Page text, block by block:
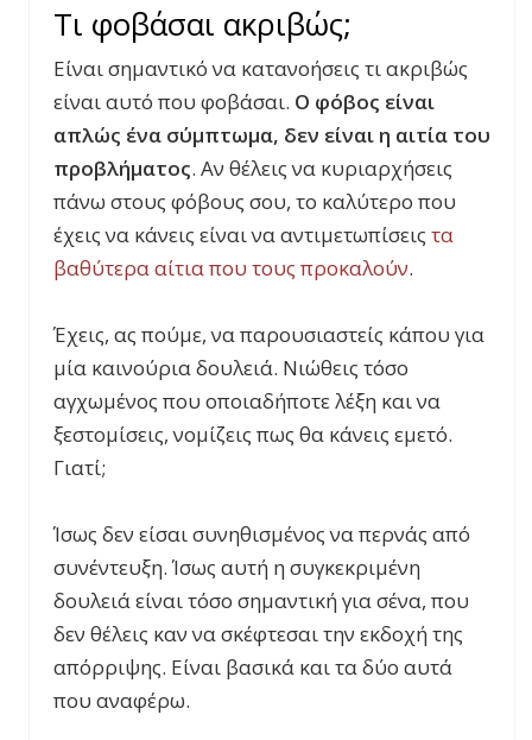
Τι φοβάσαι ακριβώς;
Είναι σημαντικό να κατανοήσεις τι ακριβώς
είναι αυτό που φοβάσαι. Ο φόβος είναι
απλώς ένα σύμπτωμα, δεν είναι η αιτία του
προβλήματος. Αν θέλεις να κυριαρχήσεις
πάνω στους φόβους σου, το καλύτερο που
έχεις να κάνεις είναι να αντιμετωπίσεις τα
βαθύτερα αίτια που τους προκαλούν.
Έχεις, ας πούμε, να παρουσιαστείς κάπου για
μία καινούρια δουλειά. Νιώθεις τόσο
αγχωμένος που οποιαδήποτε λέξη και να
ξεστομίσεις, νομίζεις πως θα κάνεις εμετό.
Γιατί;
Ίσως δεν είσαι συνηθισμένος να περνάς από
συνέντευξη. Ίσως αυτή η συγκεκριμένη
δουλειά είναι τόσο σημαντική για σένα, που
δεν θέλεις καν να σκέφτεσαι την εκδοχή της
απόρριψης. Είναι βασικά και τα δύο αυτά
που αναφέρω.